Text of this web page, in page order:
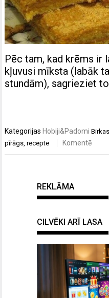
Pēc tam, kad krēms ir
kļuvusi mīksta (labāk
stundām), sagrieziet
KategorijasHobiji&Padomi
pīrāgs ,recepte Komentē
REKLĀMA
CILVĒKI ARĪ LASA